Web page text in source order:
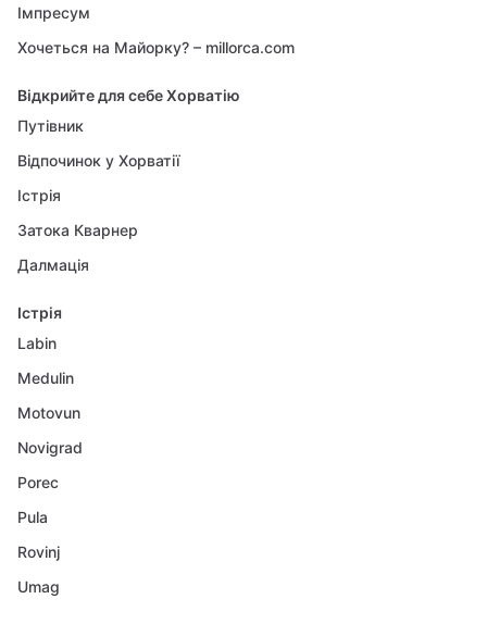
Імпресум
Хочеться на Майорку? – millorca.com
Відкрийте для себе Хорватію
Путівник
Відпочинок у Хорватії
Істрія
Затока Кварнер
Далмація
Істрія
Labin
Medulin
Motovun
Novigrad
Porec
Pula
Rovinj
Umag